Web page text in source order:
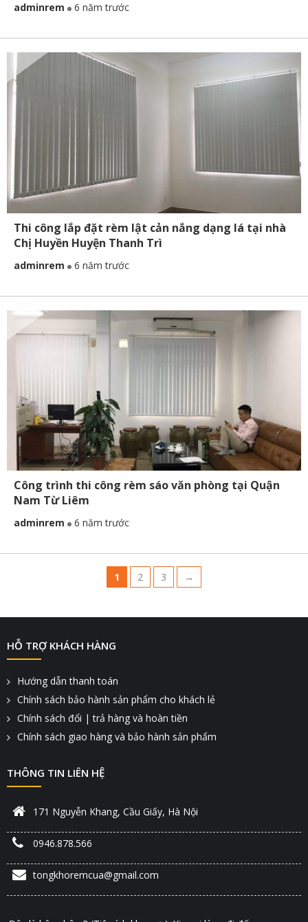
adminrem 6 năm trước
Thi công lắp đặt rèm lật cản nắng dạng lá tại nhà
Chị Huyền Huyện Thanh Trì
adminrem 6 năm trước
Công trình thi công rèm sáo văn phòng tại Quận
Nam Từ Liêm
adminrem 6 năm trước
1 2 3 →
HỖ TRỢ KHÁCH HÀNG
Hướng dẫn thanh toán
Chính sách bảo hành sản phẩm cho khách lẻ
Chính sách đổi | trả hàng và hoàn tiền
Chính sách giao hàng và bảo hành sản phẩm
THÔNG TIN LIÊN HỆ
171 Nguyễn Khang, Cầu Giấy, Hà Nội
0946.878.566
tongkhoremcua@gmail.com